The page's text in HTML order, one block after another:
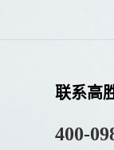
联系高
400-